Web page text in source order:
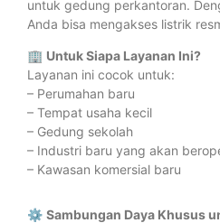
untuk gedung perkantoran.
Anda bisa mengakses listrik
🏢 Untuk Siapa Layanan Ini?
Layanan ini cocok untuk:
– Perumahan baru
– Tempat usaha kecil
– Gedung sekolah
– Industri baru yang akan
– Kawasan komersial baru
⚙️ Sambungan Daya Khusus